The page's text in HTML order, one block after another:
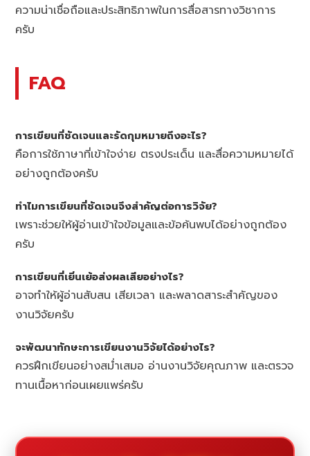
ความน่าเชื่อถือและประสิทธิภาพในการสื่อสารทางวิชาการ
ครับ
FAQ
การเขียนที่ชัดเจนและรัดกุมหมายถึงอะไร?
คือการใช้ภาษาที่เข้าใจง่าย ตรงประเด็น และสื่อความหมายได้
อย่างถูกต้องครับ
ทำไมการเขียนที่ชัดเจนจึงสำคัญต่อการวิจัย?
เพราะช่วยให้ผู้อ่านเข้าใจข้อมูลและข้อค้นพบได้อย่างถูกต้อง
ครับ
การเขียนที่เยิ่นเย้อส่งผลเสียอย่างไร?
อาจทำให้ผู้อ่านสับสน เสียเวลา และพลาดสาระสำคัญของ
งานวิจัยครับ
จะพัฒนาทักษะการเขียนงานวิจัยได้อย่างไร?
ควรฝึกเขียนอย่างสม่ำเสมอ อ่านงานวิจัยคุณภาพ และตรวจ
ทานเนื้อหาก่อนเผยแพร่ครับ